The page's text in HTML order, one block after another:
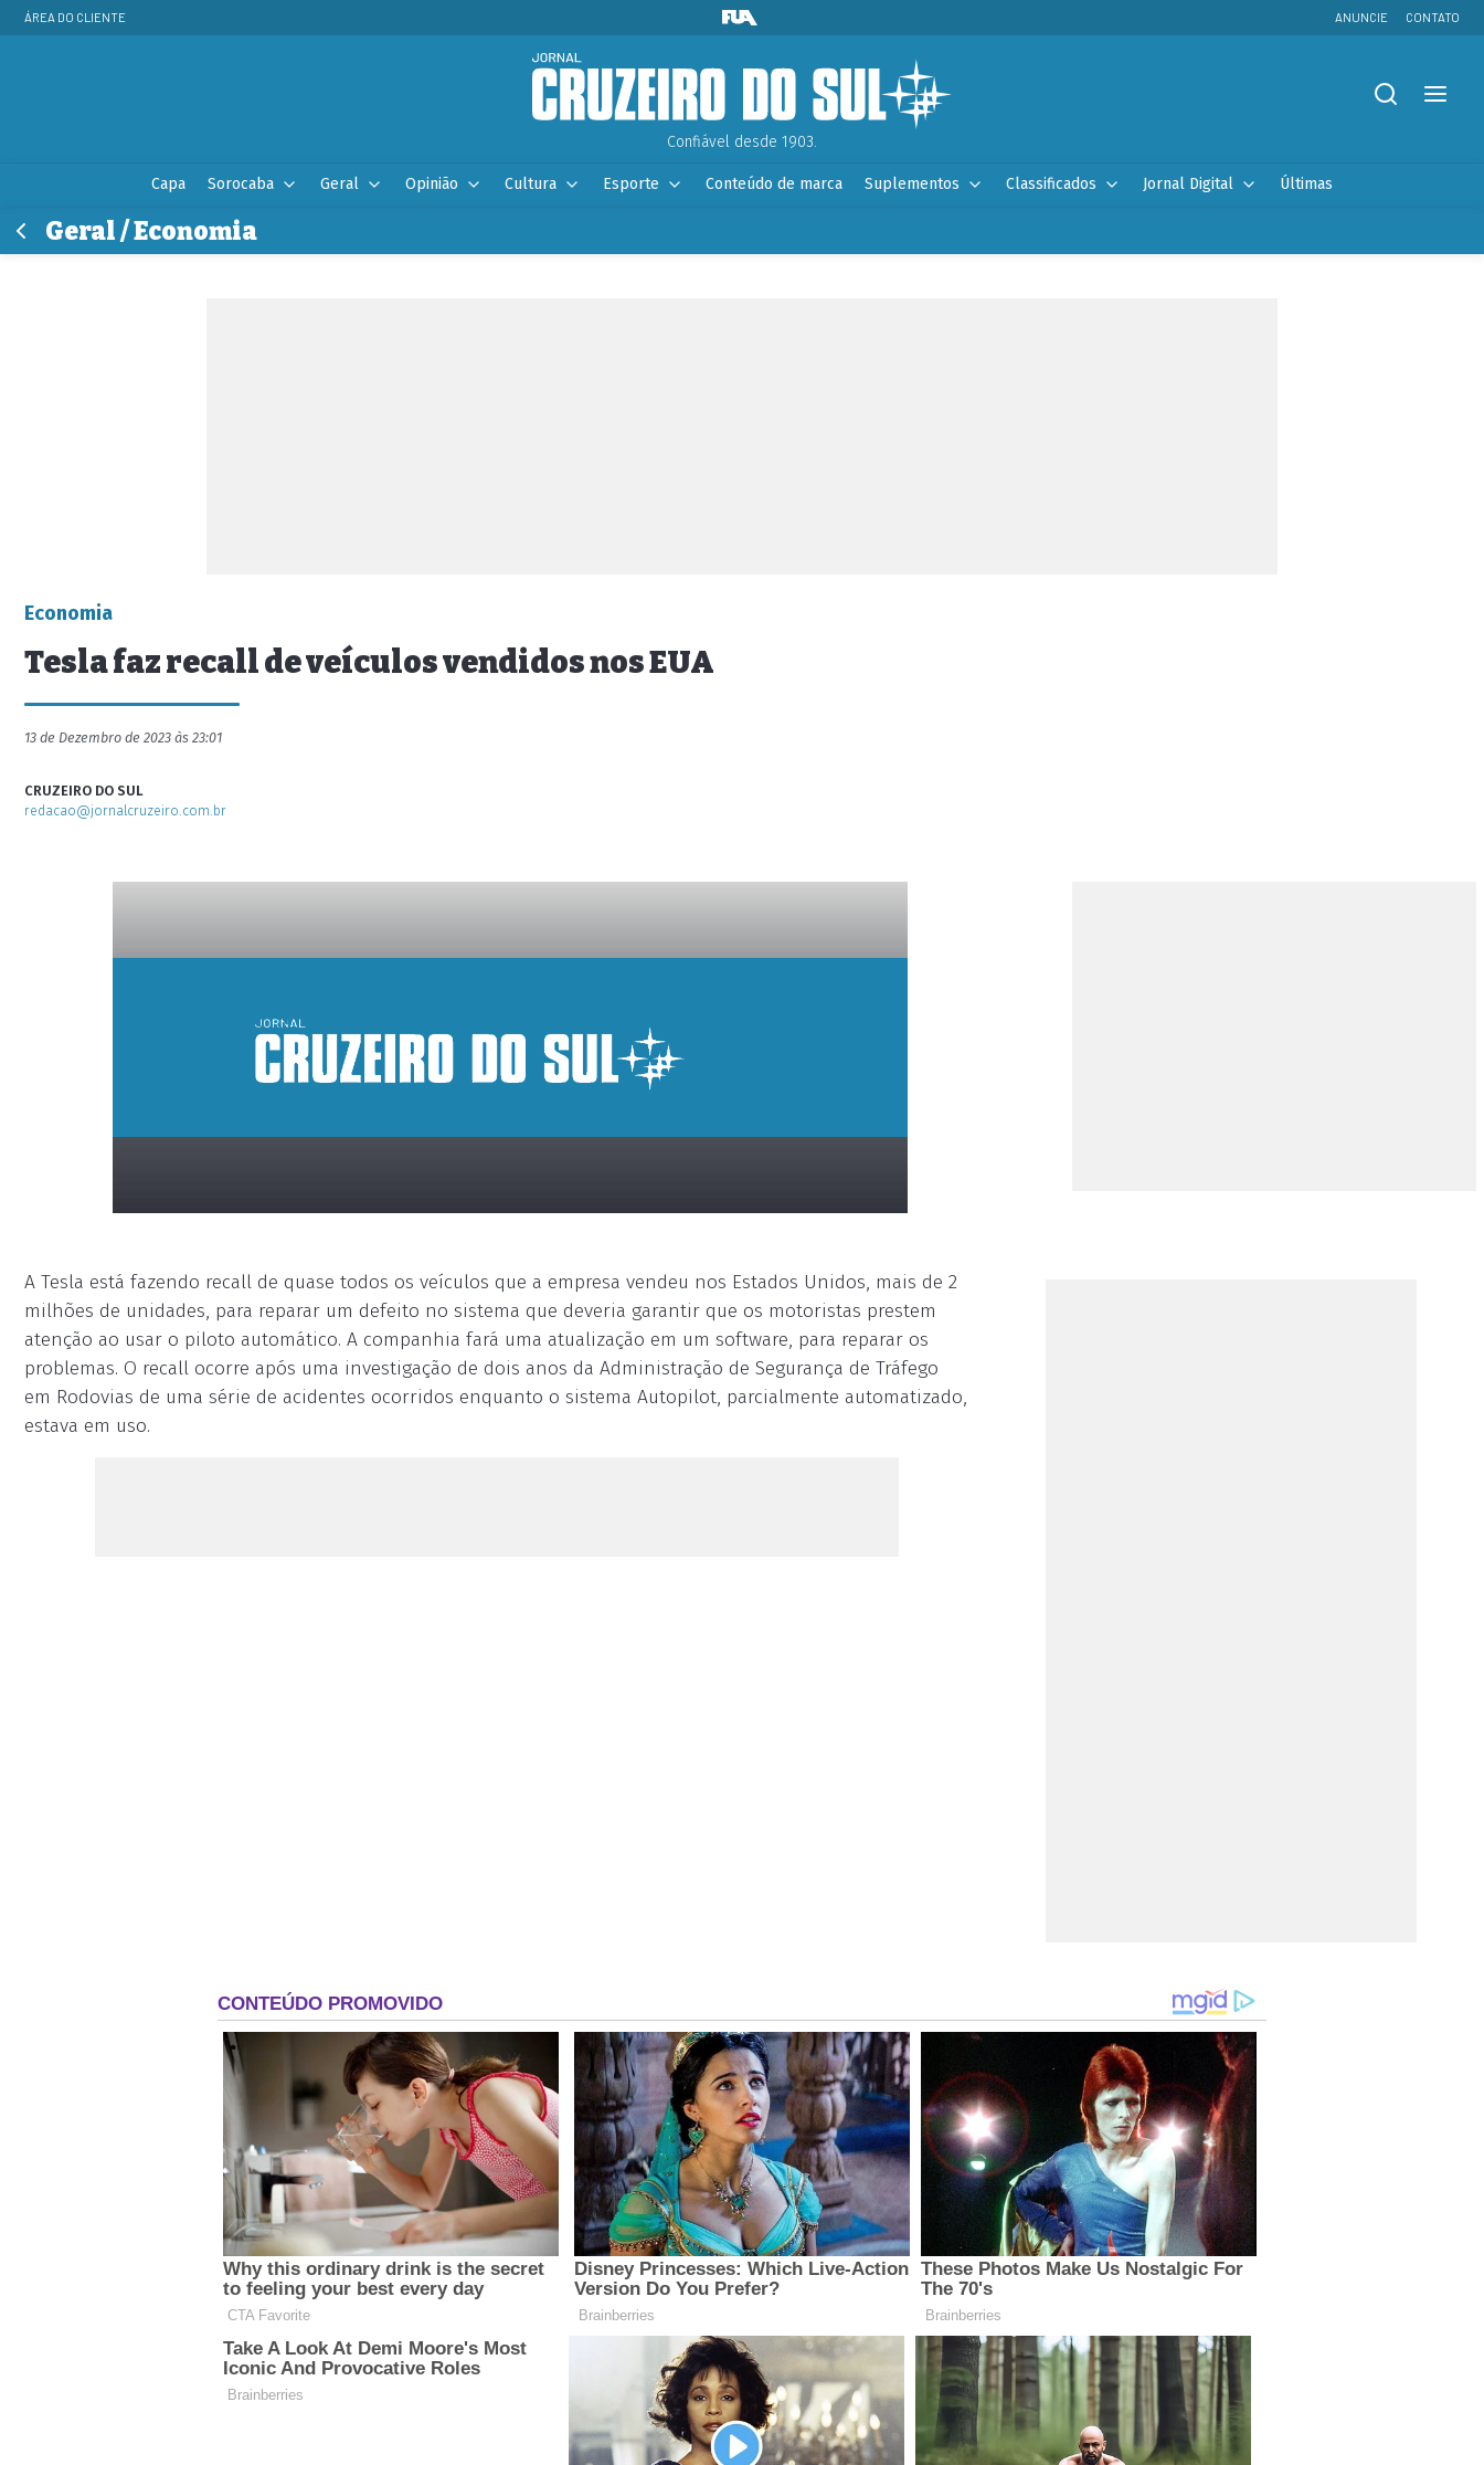
ÁREA DO CLIENTE ANUNCIE CONTATO
Confiável desde 1903.
Capa Sorocaba Geral Opinião Cultura Esporte Conteúdo de marca Suplementos Classificados Jornal Digital Últimas
Geral / Economia
Economia
Tesla faz recall de veículos vendidos nos EUA
13 de Dezembro de 2023 às 23:01
CRUZEIRO DO SUL
redacao@jornalcruzeiro.com.br
placeholder
A Tesla está fazendo recall de quase todos os veículos que a empresa vendeu nos Estados Unidos, mais de 2
milhões de unidades, para reparar um defeito no sistema que deveria garantir que os motoristas prestem
atenção ao usar o piloto automático. A companhia fará uma atualização em um software, para reparar os
problemas. O recall ocorre após uma investigação de dois anos da Administração de Segurança de Tráfego
em Rodovias de uma série de acidentes ocorridos enquanto o sistema Autopilot, parcialmente automatizado,
estava em uso.